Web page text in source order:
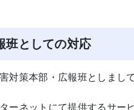
班としての対応
対策本部・広報班としま
ーネットにて提供するサー